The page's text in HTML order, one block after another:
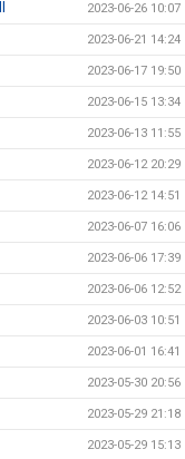
2023-06-26 10:07
2023-06-21 14:24
2023-06-17 19:50
2023-06-15 13:34
2023-06-13 11:55
2023-06-12 20:29
2023-06-12 14:51
2023-06-07 16:06
2023-06-06 17:39
2023-06-06 12:52
2023-06-03 10:51
2023-06-01 16:41
2023-05-30 20:56
2023-05-29 21:18
2023-05-29 15:13